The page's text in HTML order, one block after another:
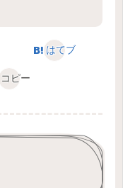
はてブ
コピー